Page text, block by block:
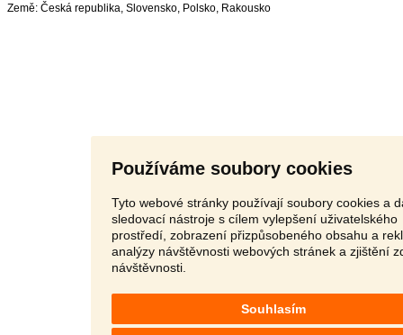
Používáme soubory cookies
Tyto webové stránky používají soubory cookies a
sledovací nástroje s cílem vylepšení uživatelského
prostředí, zobrazení přizpůsobeného obsahu a
analýzy návštěvnosti webových stránek a zjištění
návštěvnosti.
Souhlasím
Země: Česká republika, Slovensko, Polsko, Rakousko